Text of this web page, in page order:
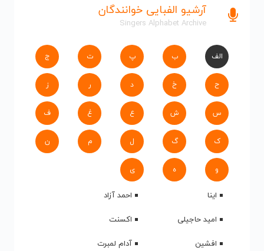
آرشیو الفبایی خوانندگان
Singers Alphabet Archive
الف ب پ ت ج
ح خ د ر ز
س ش ع غ ف
ک گ ل م ن
و ه ی
اینا
احمد آزاد
امید حاجیلی
اکسنت
افشین
آدام لمبرت